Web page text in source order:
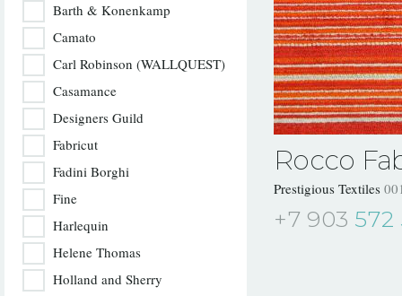
Barth & Konenkamp
Camato
Carl Robinson (WALLQUEST)
Casamance
Designers Guild
Fabricut
Fadini Borghi
Fine
Harlequin
Helene Thomas
Holland and Sherry
Rocco
Prestigious Textiles
+7 903 572